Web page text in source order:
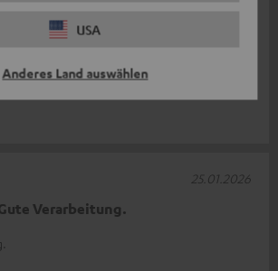
USA
Anderes Land auswählen
Massive und schwere Ausführung.
Verarbeitung.
25.01.2026